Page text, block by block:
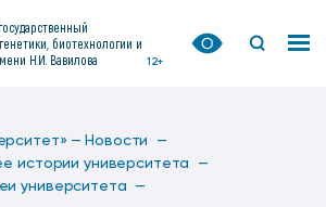
биотехнологии и
Н.И. Вавилова
12+
— Новости —
истории университета —
университета —